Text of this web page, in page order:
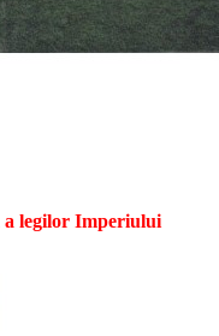
a legilor Imperiului